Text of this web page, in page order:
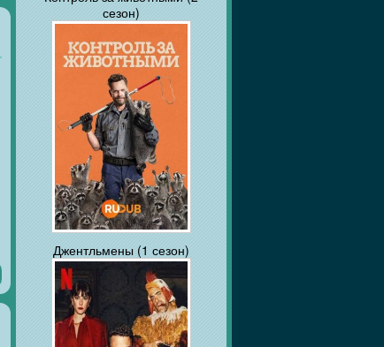
сезон)
Джентльмены (1 сезон)